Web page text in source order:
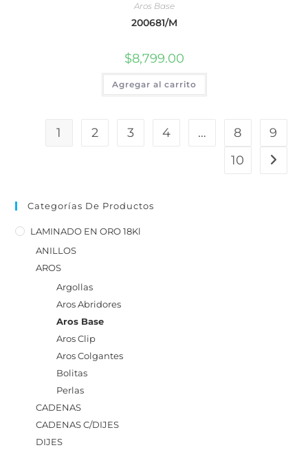
Aros Base
200681/M
$8,799.00
Agregar al carrito
1 2 3 4 … 8
9
10
Categorías De Productos
LAMINADO EN ORO 18Kl
ANILLOS
AROS
Argollas
Aros Abridores
Aros Base
Aros Clip
Aros Colgantes
Bolitas
Perlas
CADENAS
CADENAS C/DIJES
DIJES